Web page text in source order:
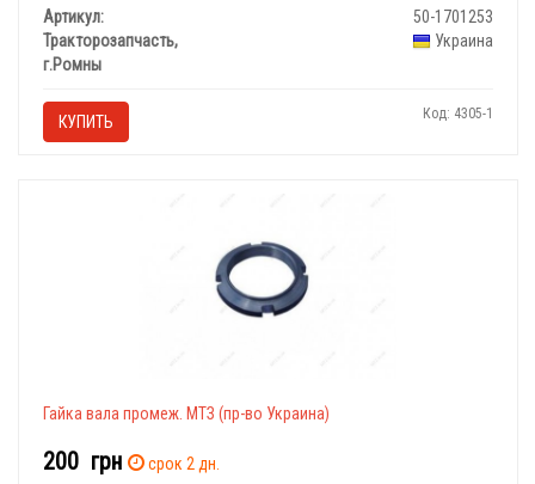
Артикул:
50-1701253
Тракторозапчасть,
г.Ромны
Украина
КУПИТЬ Код: 4305-1
Гайка вала промеж. МТЗ (пр-во Украина)
200 грн
срок 2 дн.